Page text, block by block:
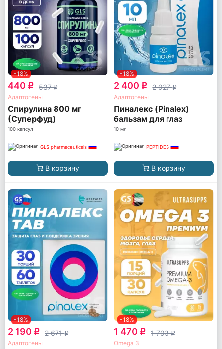
-18%
440 q 537q
Адаптогены
Спирулина 800 мг
(Суперфуд)
100 капсул
GLS pharmaceuticals
В корзину
-18%
2 400 q 2 927q
Адаптогены
Пиналекс (Pinalex)
бальзам для глаз
10 мл
PEPTIDES
В корзину
-18%
2 190 q 2 671q
Адаптогены
-18%
1 470 q 1 793q
Omega 3